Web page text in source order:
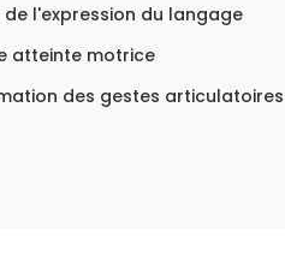
l'expression du langage
atteinte motrice
des gestes articulatoires